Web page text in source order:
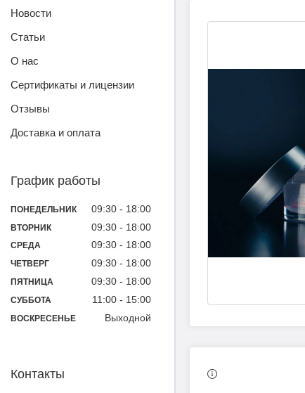
Новости
Статьи
О нас
Сертификаты и лицензии
Отзывы
Доставка и оплата
График работы
ПОНЕДЕЛЬНИК 09:30 18:00
ВТОРНИК 09:30 18:00
СРЕДА 09:30 18:00
ЧЕТВЕРГ 09:30 18:00
ПЯТНИЦА 09:30 18:00
СУББОТА 11:00 15:00
ВОСКРЕСЕНЬЕ Выходной
Контакты